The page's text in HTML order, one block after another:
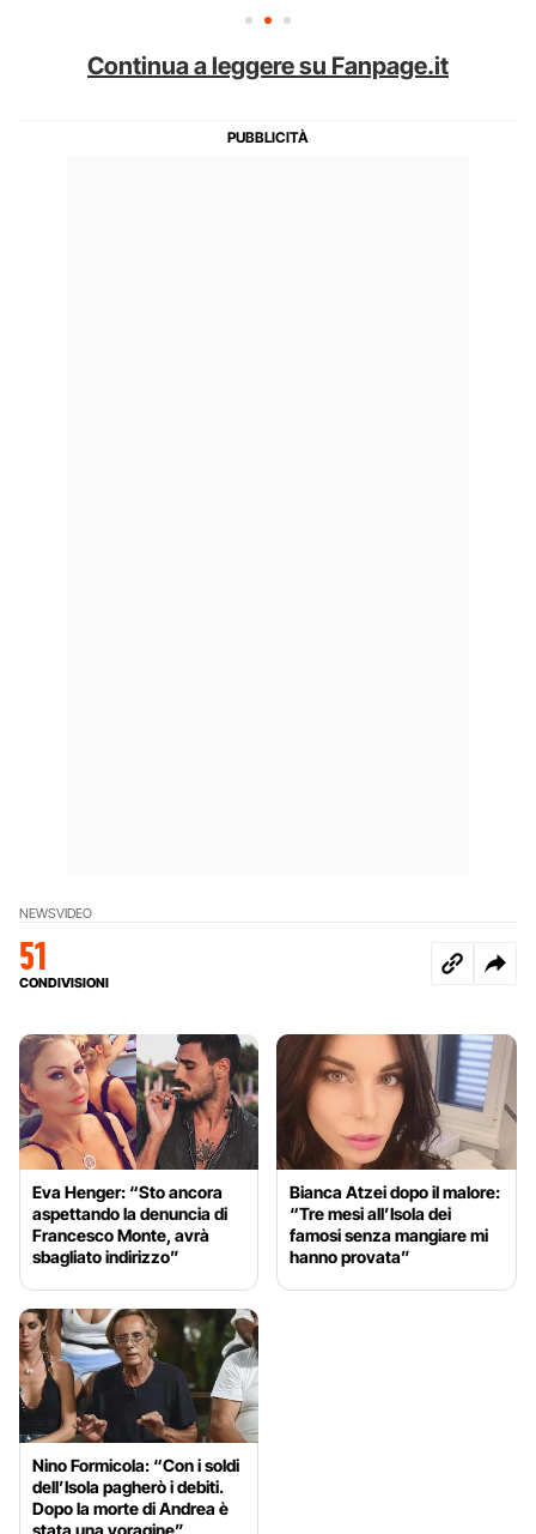
Continua a leggere su Fanpage.it
NEWSVIDEO
51
CONDIVISIONI
Eva Henger: “Sto ancora
aspettando la denuncia di
Francesco Monte, avrà
sbagliato indirizzo”
Bianca Atzei dopo il malore:
“Tre mesi all’Isola dei
famosi senza mangiare mi
hanno provata”
Nino Formicola: “Con i soldi
dell’Isola pagherò i debiti.
Dopo la morte di Andrea è